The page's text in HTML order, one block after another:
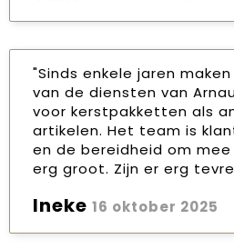
"Sinds enkele jaren
van de diensten van
voor kerstpakketten als
artikelen. Het team is klantvriendelijk
en de bereidheid om
erg groot. Zijn er erg
Ineke 16 oktober 2025